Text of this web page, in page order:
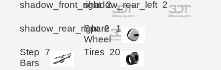
shadow_front_right 2
shadow_rear_left 2
shadow_rear_right 2
Spare
Wheel
1
Step
Bars
7 Tires 20